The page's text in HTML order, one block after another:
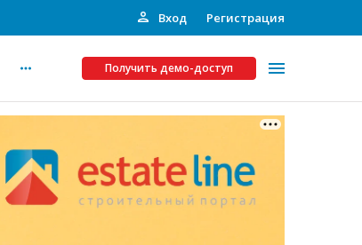
Вход Регистрация
Получить демо-доступ
Платные услуги
Рекламодателям